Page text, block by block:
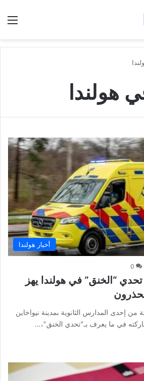
هولندا
أخبار هولندا
0
“الخنق” في هولندا يهز
يحذرون
من إحدى المدارس الثانوية بمدينة نيواخاين
في ما يعرف بـ"تحدي الخنق"،…